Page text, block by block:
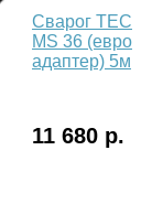
Сварог TECH
MS 36 (евро
адаптер) 5м
11 680 р.